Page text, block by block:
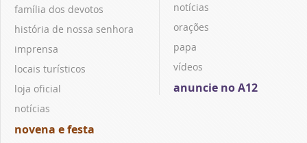
família dos devotos
história de nossa senhora
imprensa
locais turísticos
loja oficial
notícias
novena e festa
notícias
orações
papa
vídeos
anuncie no A12